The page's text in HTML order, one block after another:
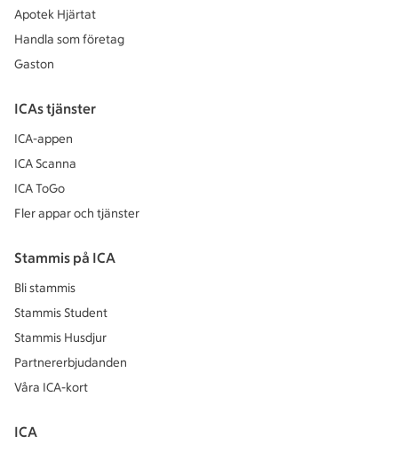
Apotek Hjärtat
Handla som företag
Gaston
ICAs tjänster
ICA-appen
ICA Scanna
ICA ToGo
Fler appar och tjänster
Stammis på ICA
Bli stammis
Stammis Student
Stammis Husdjur
Partnererbjudanden
Våra ICA-kort
ICA